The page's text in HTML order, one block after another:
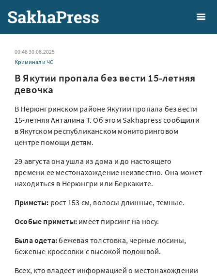
00:46 30.08.2025
Криминал и ЧС
В Якутии пропала без вести 15-летняя
девочка
В Нерюнгринском районе Якутии пропала без вести
15-летняя Анталина Т. Об этом Sakhapress сообщили
в Якутском республиканском мониторинговом
центре помощи детям.
29 августа она ушла из дома и до настоящего
времени ее местонахождение неизвестно. Она может
находиться в Нерюнгри или Беркаките.
Приметы: рост 153 см, волосы длинные, темные.
Особые приметы: имеет пирсинг на носу.
Была одета:бежевая толстовка, черные лосины,
бежевые кроссовки с высокой подошвой.
Всех, кто владеет информацией о местонахождении